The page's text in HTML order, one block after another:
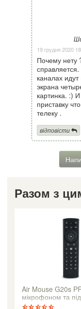
19 грудня 2020
Почему нету
каналах
экрана
картинка. :)
приставку
телеку .
відповісти
Разом з
Air Mouse G20s
мікрофоном та